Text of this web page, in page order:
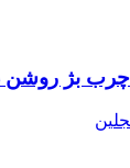
بژ روشن